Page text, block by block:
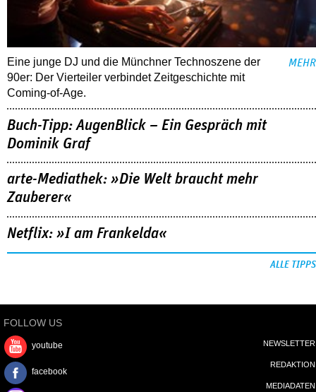
Eine junge DJ und die Münchner Technoszene der
90er: Der Vierteiler verbindet Zeitgeschichte mit
Coming-of-Age.
MEHR
Buch-Tipp: AugenBlick – Ein Gespräch mit
Dominik Graf
arte-Mediathek: »Die Welt braucht mehr
Zauberer«
Netflix: »I am Frankelda«
ALLE TIPPS
FOLLOW US
youtube
facebook
NEWSLETTER
REDAKTION
MEDIADATEN